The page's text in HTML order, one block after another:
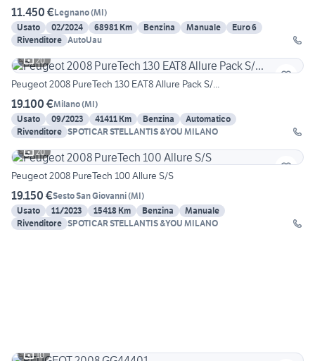
11.450 €Legnano(MI)
Usato
02/2024 68981 Km Benzina Manuale
Euro 6
Rivenditore AutoUau
20
Peugeot 2008 PureTech 130 EAT8 Allure Pack S/...
19.100 €Milano(MI)
Usato
09/2023 41411 Km Benzina
Automatico
Rivenditore SPOTICAR STELLANTIS &YOU MILANO
20
Peugeot 2008 PureTech 100 Allure S/S
19.150 €Sesto San Giovanni(MI)
Usato
11/2023 15418 Km Benzina
Manuale
Rivenditore SPOTICAR STELLANTIS &YOU MILANO
10